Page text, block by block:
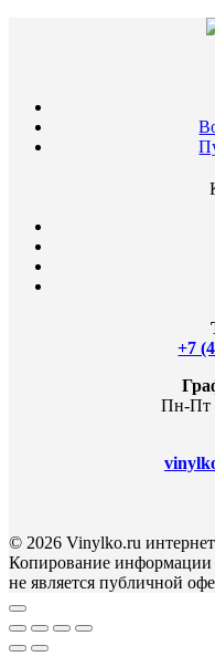
+7
Пн-Пт
© 2026 Vinylko.ru
Копирование
не является публичной